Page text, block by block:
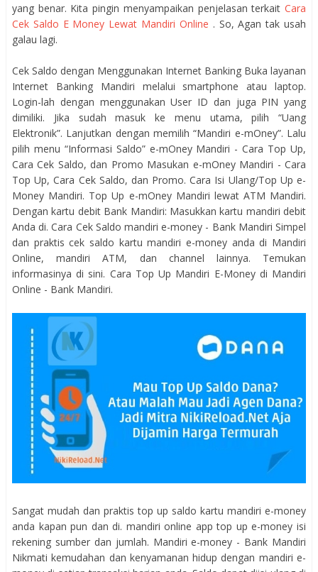
yang benar. Kita pingin menyampaikan penjelasan terkait Cara
Cek Saldo E Money Lewat Mandiri Online . So, Agan tak usah
galau lagi.
Cek Saldo dengan Menggunakan Internet Banking Buka layanan
Internet Banking Mandiri melalui smartphone atau laptop.
Login-lah dengan menggunakan User ID dan juga PIN yang
dimiliki. Jika sudah masuk ke menu utama, pilih “Uang
Elektronik”. Lanjutkan dengan memilih “Mandiri e-mOney”. Lalu
pilih menu “Informasi Saldo” e-mOney Mandiri - Cara Top Up,
Cara Cek Saldo, dan Promo Masukan e-mOney Mandiri - Cara
Top Up, Cara Cek Saldo, dan Promo. Cara Isi Ulang/Top Up e-
Money Mandiri. Top Up e-mOney Mandiri lewat ATM Mandiri.
Dengan kartu debit Bank Mandiri: Masukkan kartu mandiri debit
Anda di. Cara Cek Saldo mandiri e-money - Bank Mandiri Simpel
dan praktis cek saldo kartu mandiri e-money anda di Mandiri
Online, mandiri ATM, dan channel lainnya. Temukan
informasinya di sini. Cara Top Up Mandiri E-Money di Mandiri
Online - Bank Mandiri.
Sangat mudah dan praktis top up saldo kartu mandiri e-money
anda kapan pun dan di. mandiri online app top up e-money isi
rekening sumber dan jumlah. Mandiri e-money - Bank Mandiri
Nikmati kemudahan dan kenyamanan hidup dengan mandiri e-